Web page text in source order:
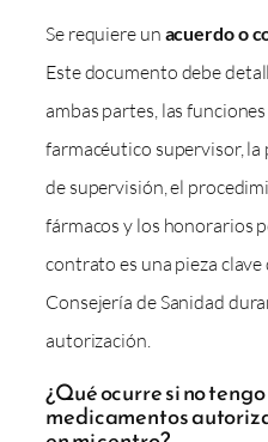
Se requiere un acuerdo o
Este documento debe
ambas partes, las
farmacéutico supervisor,
de supervisión, el
fármacos y los honorarios
contrato es una pieza
Consejería de Sanidad
autorización.
¿Qué ocurre si no
medicamentos